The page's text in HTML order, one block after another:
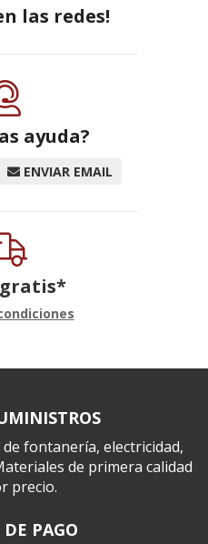
las redes!
ayuda?
ENVIAR EMAIL
fontanería, electricidad,
de primera calidad
precio.
DE PAGO